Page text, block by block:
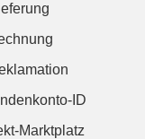
ID
Marktplatz